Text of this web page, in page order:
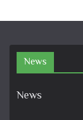
News
News